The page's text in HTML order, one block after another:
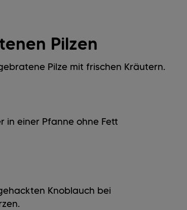
Pilzen
Pilze mit frischen Kräutern.
in einer Pfanne ohne Fett
Knoblauch bei